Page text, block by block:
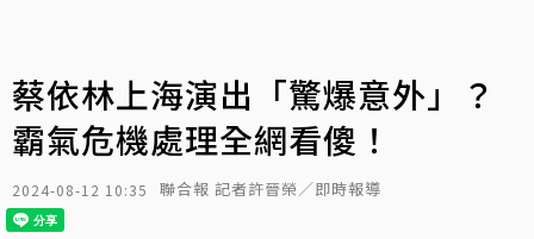
蔡依林上海演出「驚爆意外」？
霸氣危機處理全網看傻！
2024-08-12 10:35 聯合報 記者許晉榮／即時報導